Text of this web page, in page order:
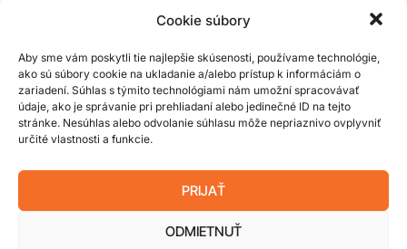
Cookie súbory
Aby sme vám poskytli tie najlepšie skúsenosti, používame technológie,
ako sú súbory cookie na ukladanie a/alebo prístup k informáciám o
zariadení. Súhlas s týmito technológiami nám umožní spracovávať
údaje, ako je správanie pri prehliadaní alebo jedinečné ID na tejto
stránke. Nesúhlas alebo odvolanie súhlasu môže nepriaznivo ovplyvniť
určité vlastnosti a funkcie.
PRIJAŤ
ODMIETNUŤ